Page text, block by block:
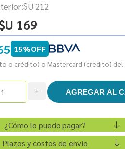
$U 212
169
15%OFF
o crédito) o Mastercard (credito) del
i
¿Cómo lo puedo pagar?
Plazos y costos de envío